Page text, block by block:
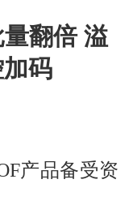
翻倍 溢
码
产品备受资